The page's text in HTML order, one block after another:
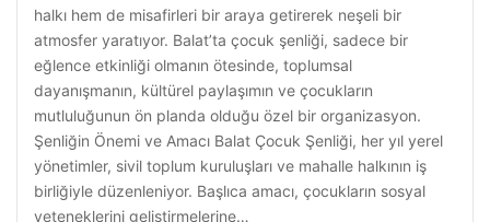
halkı hem de misafirleri bir araya getirerek neşeli bir
atmosfer yaratıyor. Balat’ta çocuk şenliği, sadece bir
eğlence etkinliği olmanın ötesinde, toplumsal
dayanışmanın, kültürel paylaşımın ve çocukların
mutluluğunun ön planda olduğu özel bir organizasyon.
Şenliğin Önemi ve Amacı Balat Çocuk Şenliği, her yıl yerel
yönetimler, sivil toplum kuruluşları ve mahalle halkının iş
birliğiyle düzenleniyor. Başlıca amacı, çocukların sosyal
yeteneklerini geliştirmelerine…